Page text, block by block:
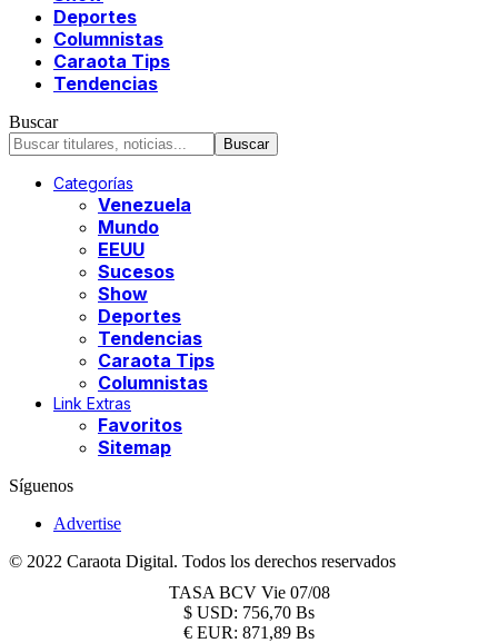
Deportes
Columnistas
Caraota Tips
Tendencias
Buscar
Categorías
Venezuela
Mundo
EEUU
Sucesos
Show
Deportes
Tendencias
Caraota Tips
Columnistas
Link Extras
Favoritos
Sitemap
Síguenos
Advertise
© 2022 Caraota Digital. Todos los derechos reservados
TASA BCV Vie 07/08
$ USD: 756,70 Bs
€ EUR: 871,89 Bs